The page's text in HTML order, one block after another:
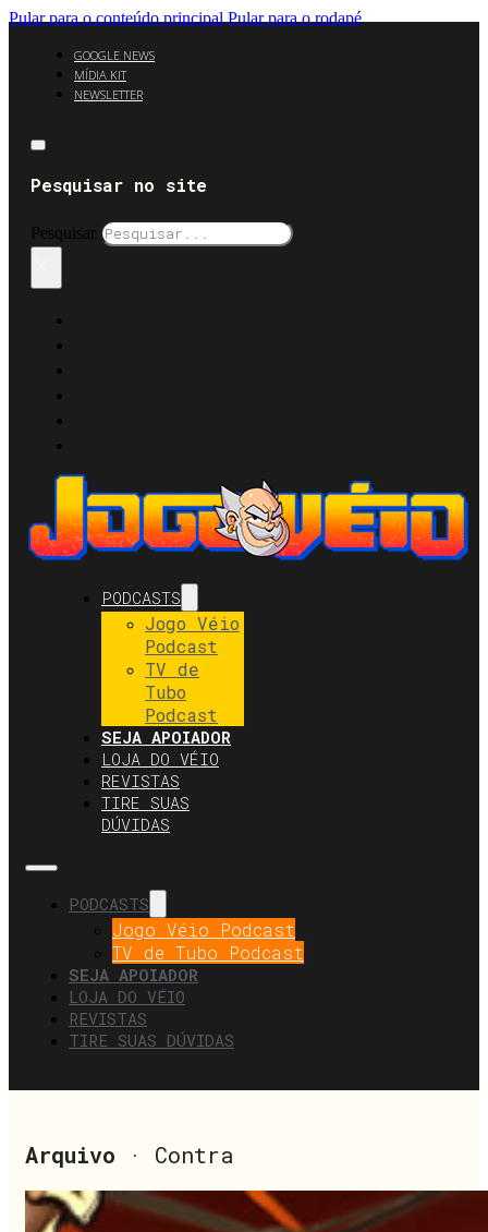
Pular para o conteúdo principal Pular para o rodapé
GOOGLE NEWS
MÍDIA KIT
NEWSLETTER
Pesquisar no site
Pesquisar
PODCASTS
Jogo Véio
Podcast
TV de
Tubo
Podcast
SEJA APOIADOR
LOJA DO VÉIO
REVISTAS
TIRE SUAS
DÚVIDAS
PODCASTS
Jogo Véio Podcast
TV de Tubo Podcast
SEJA APOIADOR
LOJA DO VÉIO
REVISTAS
TIRE SUAS DÚVIDAS
Arquivo · Contra